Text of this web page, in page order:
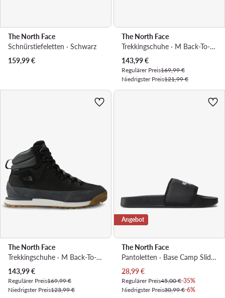
The North Face
Schnürstiefeletten · Schwarz
159,99€
The North Face
Trekkingschuhe · M Back-To-Berkeley Iv Leather Wp NF0A817QOHU1 · Braun
Aktueller Preis
143,99€
Regulärer Preis169,99 €
Niedrigster Preis121,99 €
The North Face
Trekkingschuhe · M Back-To-Berkeley Iv Leather WpNF0A817QKT01 · Schwarz
Aktueller Preis
143,99€
Regulärer Preis169,99 €
Niedrigster Preis123,99 €
Angebot
The North Face
Pantoletten · Base Camp Slide III NF0A4T2RKY41 · Schwarz
Aktueller Preis
28,99€
Regulärer Preis45,00 €-35%
Niedrigster Preis30,99 €-6%